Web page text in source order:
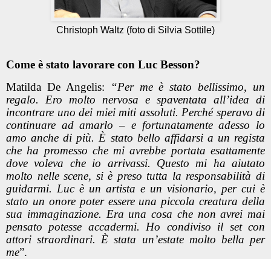
Christoph Waltz (foto di Silvia Sottile)
Come è stato lavorare con Luc Besson?
Matilda De Angelis:
“Per me è stato bellissimo, un
regalo. Ero molto nervosa e spaventata all’idea di
incontrare uno dei miei miti assoluti. Perché speravo di
continuare ad amarlo – e fortunatamente adesso lo
amo anche di più. È stato bello affidarsi a un regista
che ha promesso che mi avrebbe portata esattamente
dove voleva che io arrivassi. Questo mi ha aiutato
molto nelle scene, si è preso tutta la responsabilità di
guidarmi. Luc è un artista e un visionario, per cui è
stato un onore poter essere una piccola creatura della
sua immaginazione. Era una cosa che non avrei mai
pensato potesse accadermi. Ho condiviso il set con
attori straordinari. È stata un’estate molto bella per
me”.